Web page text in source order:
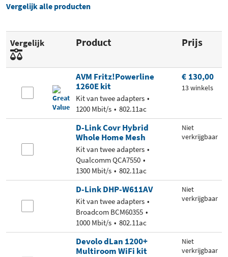
Vergelijk alle producten
Vergelijk Product Prijs
AVM Fritz!Powerline
1260E kit
Kit van twee adapters
1200 Mbit/s
802.11ac
€ 130,00
13 winkels
D-Link Covr Hybrid
Whole Home Mesh
Kit van twee adapters
Qualcomm QCA7550
1300 Mbit/s
802.11ac
Niet
verkrijgbaar
D-Link DHP-W611AV
Kit van twee adapters
Broadcom BCM60355
1000 Mbit/s
802.11ac
Niet
verkrijgbaar
Devolo dLan 1200+
Multiroom WiFi kit
Niet
verkrijgbaar